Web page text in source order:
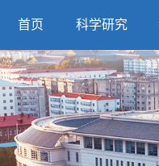
首页 科学研究